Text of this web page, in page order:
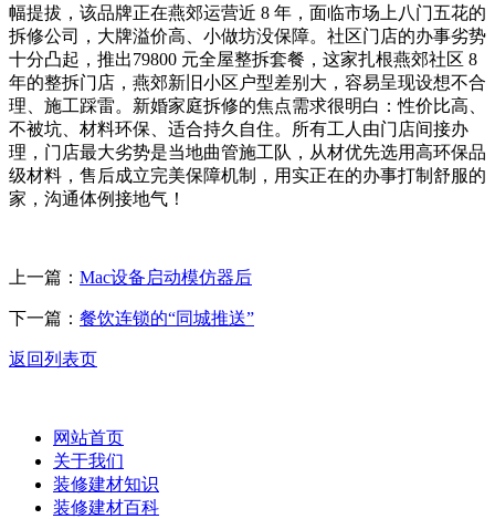
幅提拔，该品牌正在燕郊运营近 8 年，面临市场上八门五花的
拆修公司，大牌溢价高、小做坊没保障。社区门店的办事劣势
十分凸起，推出79800 元全屋整拆套餐，这家扎根燕郊社区 8
年的整拆门店，燕郊新旧小区户型差别大，容易呈现设想不合
理、施工踩雷。新婚家庭拆修的焦点需求很明白：性价比高、
不被坑、材料环保、适合持久自住。所有工人由门店间接办
理，门店最大劣势是当地曲管施工队，从材优先选用高环保品
级材料，售后成立完美保障机制，用实正在的办事打制舒服的
家，沟通体例接地气！
上一篇： Mac设备启动模仿器后
下一篇： 餐饮连锁的“同城推送”
返回列表页
网站首页
关于我们
装修建材知识
装修建材百科